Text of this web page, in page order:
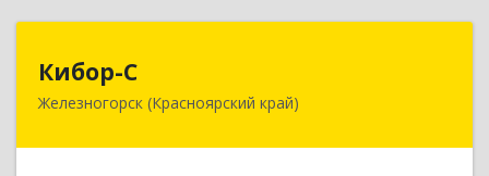
Кибор-С
Железногорск (Красноярский край)
662973, Красноярский край, Железногорск г,